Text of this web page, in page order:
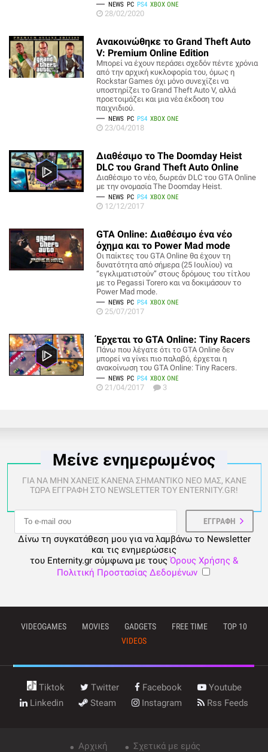
NEWS PC PS4 XBOX ONE
28/02/2020
Ανακοινώθηκε το Grand Theft Auto
V: Premium Online Edition
Μπορεί να έχουν περάσει σχεδόν πέντε χρόνια
από την αρχική κυκλοφορία του, όμως η
Rockstar Games όχι μόνο συνεχίζει να
υποστηρίζει το Grand Theft Auto V, αλλά
προετοιμάζει και μια νέα έκδοση του
παιχνιδιού.
NEWS PC PS4 XBOX ONE
23/04/2018
Διαθέσιμο το The Doomday Heist
DLC του Grand Theft Auto Online
Διαθέσιμο το νέο, δωρεάν DLC του GTA Online
με την ονομασία The Doomday Heist.
NEWS PC PS4 XBOX ONE
12/12/2017
GTA Online: Διαθέσιμο ένα νέο
όχημα και το Power Mad mode
Οι παίκτες του GTA Online θα έχουν τη
δυνατότητα από σήμερα (25 Ιουλίου) να
“εγκλιματιστούν” στους δρόμους του τίτλου
με το Pegassi Torero και να δοκιμάσουν το
Power Mad mode.
NEWS PC PS4 XBOX ONE
25/07/2017
Έρχεται το GTA Online: Tiny Racers
Πάνω που λέγατε ότι το GTA Online δεν
μπορεί να γίνει πιο παλαβό, έρχεται η
ανακοίνωση του GTA Online: Tiny Racers.
NEWS PC PS4 XBOX ONE
21/04/2017 3
Μείνε ενημερωμένος
ΓΙΑ ΝΑ ΜΗΝ ΧΑΝΕΙΣ ΚΑΝΕΝΑ ΣΗΜΑΝΤΙΚΟ ΝΕΟ ΜΑΣ, ΚΑΝΕ
ΤΩΡΑ ΕΓΓΡΑΦΗ ΣΤΟ NEWSLETTER ΤΟΥ ENTERNITY.GR!
Δίνω τη συγκατάθεση μου για να λαμβάνω το Newsletter
και τις ενημερώσεις
του Enternity.gr σύμφωνα με τους Όρους Χρήσης &
Πολιτική Προστασίας Δεδομένων
VIDEOGAMES MOVIES GADGETS FREE TIME
TOP 10
VIDEOS
Tiktok Twitter Facebook
Youtube
Linkedin
Steam Instagram Rss Feeds
Αρχική Σχετικά με εμάς